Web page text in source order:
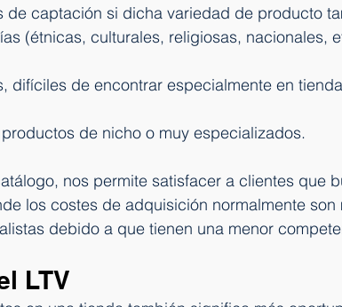
de captación si dicha variedad de producto
(étnicas, culturales, religiosas, nacionales,
difíciles de encontrar especialmente en
de nicho o muy especializados.
nos permite satisfacer a clientes que
los costes de adquisición normalmente
debido a que tienen una menor
LTV